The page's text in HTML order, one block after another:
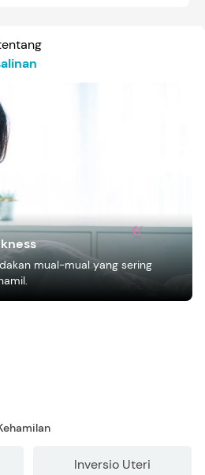
Sickness
mual-mual yang sering
Inversio Uteri